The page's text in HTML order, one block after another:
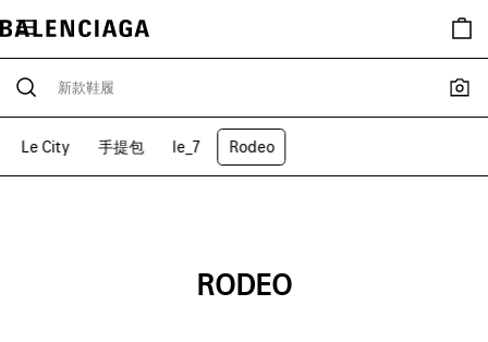
Le City 手提包 le_7 Rodeo
RODEO